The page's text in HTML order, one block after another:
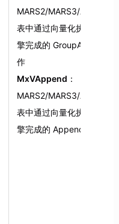
MARS2/MARS3/AOCO
表中通过向量化执行引
擎完成的 GroupAgg 操
作
MxVAppend ：
MARS2/MARS3/AOCO
表中通过向量化执行引
擎完成的 Append 操作